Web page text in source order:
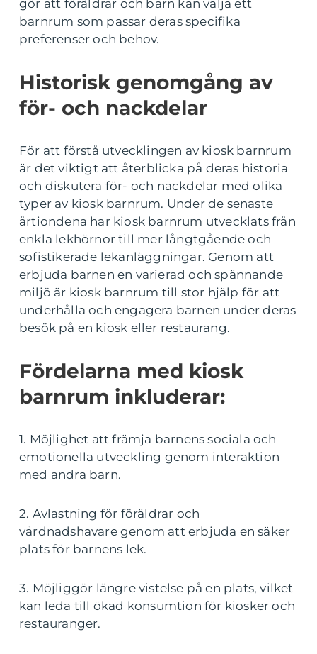
gör att föräldrar och barn kan välja ett
barnrum som passar deras specifika
preferenser och behov.
Historisk genomgång av
för- och nackdelar
För att förstå utvecklingen av kiosk barnrum
är det viktigt att återblicka på deras historia
och diskutera för- och nackdelar med olika
typer av kiosk barnrum. Under de senaste
årtiondena har kiosk barnrum utvecklats från
enkla lekhörnor till mer långtgående och
sofistikerade lekanläggningar. Genom att
erbjuda barnen en varierad och spännande
miljö är kiosk barnrum till stor hjälp för att
underhålla och engagera barnen under deras
besök på en kiosk eller restaurang.
Fördelarna med kiosk
barnrum inkluderar:
1. Möjlighet att främja barnens sociala och
emotionella utveckling genom interaktion
med andra barn.
2. Avlastning för föräldrar och
vårdnadshavare genom att erbjuda en säker
plats för barnens lek.
3. Möjliggör längre vistelse på en plats, vilket
kan leda till ökad konsumtion för kiosker och
restauranger.